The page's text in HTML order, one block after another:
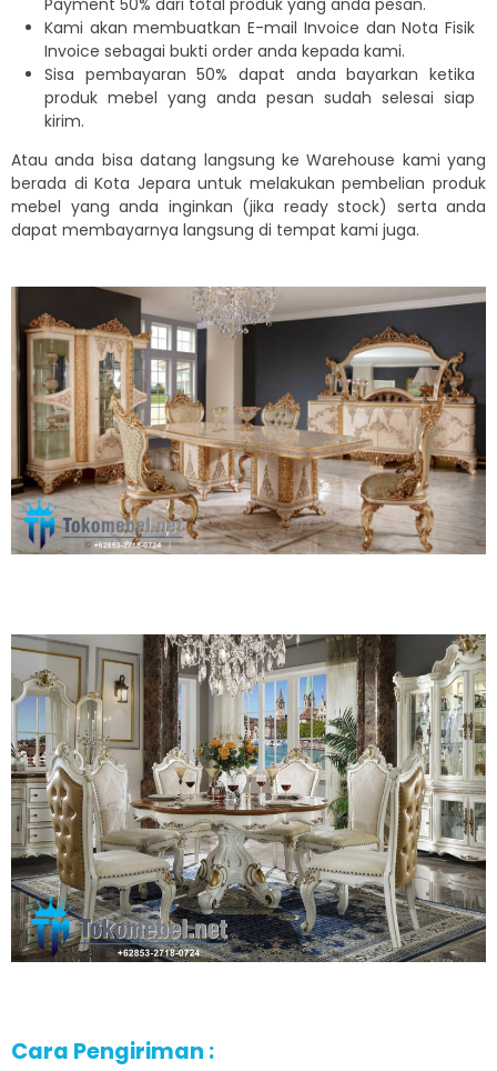
Payment 50% dari total produk yang anda pesan.
Kami akan membuatkan E-mail Invoice dan Nota Fisik
Invoice sebagai bukti order anda kepada kami.
Sisa pembayaran 50% dapat anda bayarkan ketika
produk mebel yang anda pesan sudah selesai siap
kirim.
Atau anda bisa datang langsung ke Warehouse kami yang
berada di Kota Jepara untuk melakukan pembelian produk
mebel yang anda inginkan (jika ready stock) serta anda
dapat membayarnya langsung di tempat kami juga.
Cara Pengiriman :